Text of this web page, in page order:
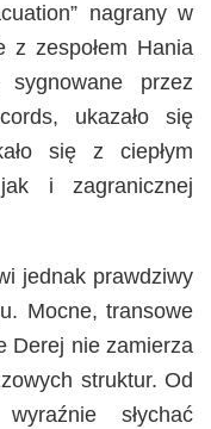
nagrany w
z zespołem Hania
przez
ukazało się
się z ciepłym
i zagranicznej
jednak prawdziwy
Mocne, transowe
Derej nie zamierza
struktur. Od
słychać